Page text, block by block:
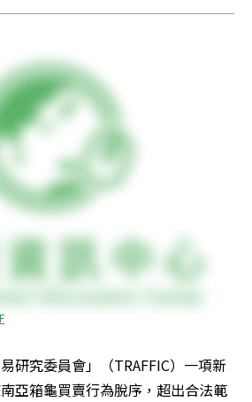
研究委員會」（TRAFFIC）一項新
亞箱龜買賣行為脫序，超出合法範